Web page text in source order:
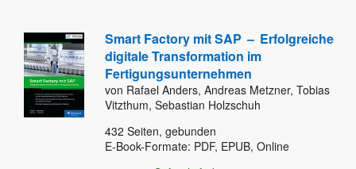
Smart Factory mit SAP – Erfolgreiche
digitale Transformation im
Fertigungsunternehmen
von Rafael Anders, Andreas Metzner, Tobias
Vitzthum, Sebastian Holzschuh
432 Seiten, gebunden
E-Book-Formate: PDF, EPUB, Online